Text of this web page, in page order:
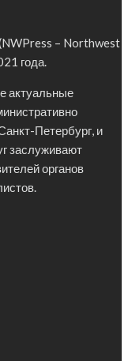
– Northwest
года.
актуальные
Петербург, и
заслуживают
органов